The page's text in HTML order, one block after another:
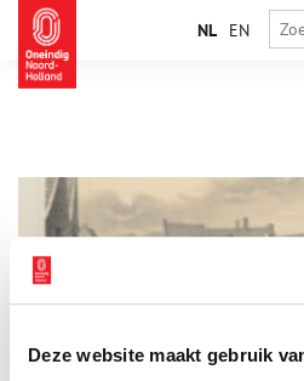
Deze website maakt gebruik
NL EN